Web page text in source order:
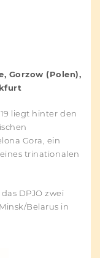
Gorzow (Polen),
liegt hinter den
Gora, ein
trinationalen
DPJO zwei
Belarus in